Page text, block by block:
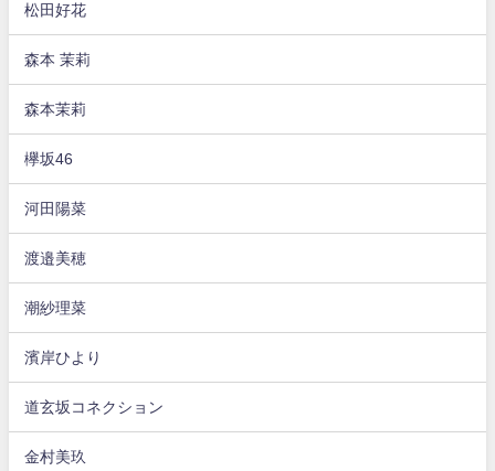
松田好花
森本 茉莉
森本茉莉
欅坂46
河田陽菜
渡邉美穂
潮紗理菜
濱岸ひより
道玄坂コネクション
金村美玖